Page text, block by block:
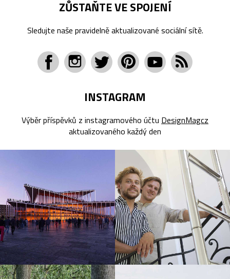
ZŮSTAŇTE VE SPOJENÍ
Sledujte naše pravidelně aktualizované sociální sítě.
INSTAGRAM
Výběr příspěvků z instagramového účtu DesignMagcz
aktualizovaného každý den